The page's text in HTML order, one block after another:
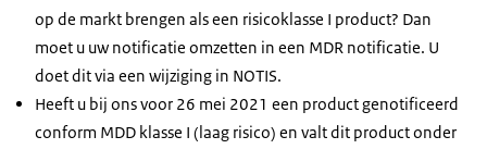
op de markt brengen als een risicoklasse I product? Dan
moet u uw notificatie omzetten in een MDR notificatie. U
doet dit via een wijziging in NOTIS.
Heeft u bij ons voor 26 mei 2021 een product genotificeerd
conform MDD klasse I (laag risico) en valt dit product onder